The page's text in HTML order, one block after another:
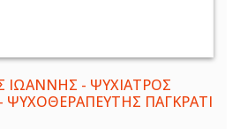
ΙΩΑΝΝΗΣ - ΨΥΧΙΑΤΡΟΣ
ΨΥΧΟΘΕΡΑΠΕΥΤΗΣ ΠΑΓΚΡΑΤΙ